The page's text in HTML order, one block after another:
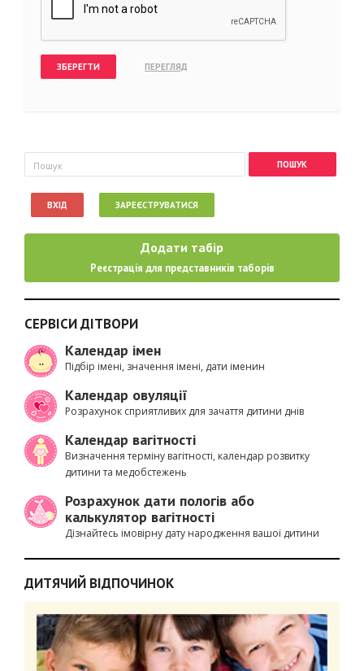
Пошукова форма
Пошук
ВХІД ЗАРЕЄСТРУВАТИСЯ
Додати табір
Реєстрація для представників таборів
СЕРВІСИ ДІТВОРИ
Календар імен
Підбір імені, значення імені, дати іменин
Календар овуляції
Розрахунок сприятливих для зачаття дитини днів
Календар вагітності
Визначення терміну вагітності, календар розвитку
дитини та медобстежень
Розрахунок дати пологів або
калькулятор вагітності
Дізнайтесь імовірну дату народження вашої дитини
ДИТЯЧИЙ ВІДПОЧИНОК